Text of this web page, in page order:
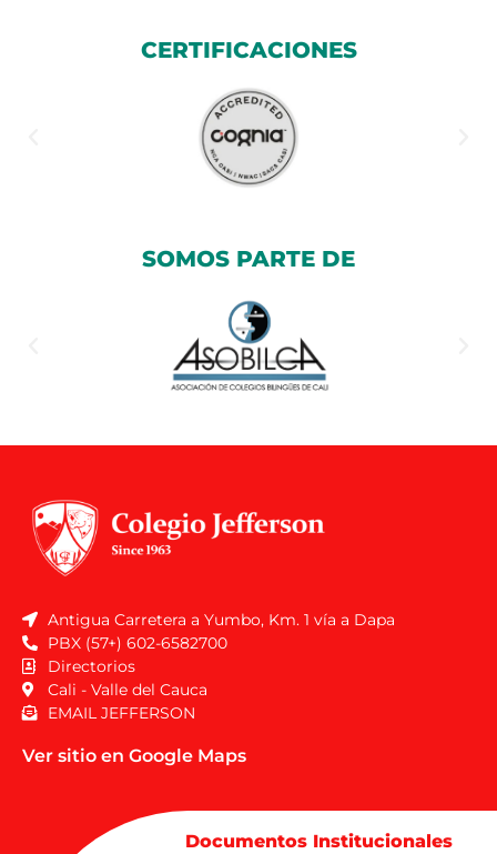
CERTIFICACIONES
SOMOS PARTE DE
Antigua Carretera a Yumbo, Km. 1 vía a Dapa
PBX (57+) 602-6582700
Directorios
Cali - Valle del Cauca
EMAIL JEFFERSON
Ver sitio en Google Maps
Documentos Institucionales